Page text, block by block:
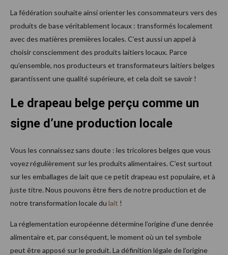
La fédération souhaite ainsi orienter les consommateurs vers des
produits de base véritablement locaux : transformés localement
avec des matières premières locales. C’est aussi un appel à
choisir consciemment des produits laitiers locaux. Parce
qu’ensemble, nos producteurs et transformateurs laitiers belges
garantissent une qualité supérieure, et cela doit se savoir !
Le drapeau belge perçu comme un
signe d’une production locale
Vous les connaissez sans doute : les tricolores belges que vous
voyez régulièrement sur les produits alimentaires. C’est surtout
sur les emballages de lait que ce petit drapeau est populaire, et à
juste titre. Nous pouvons être fiers de notre production et de
notre transformation locale du lait !
La réglementation européenne détermine l’origine d’une denrée
alimentaire et, par conséquent, le moment où un tel symbole
peut être apposé sur le produit. La définition légale de l’origine